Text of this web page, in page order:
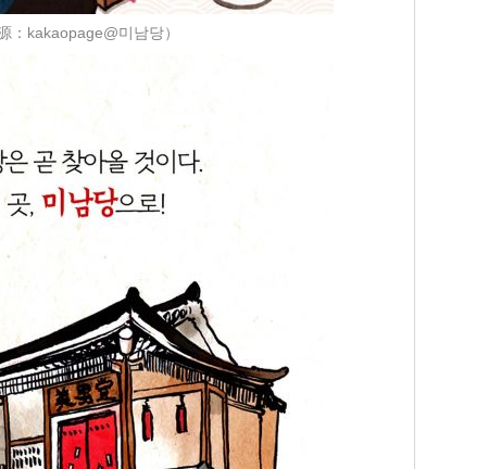
：kakaopage@미남당）